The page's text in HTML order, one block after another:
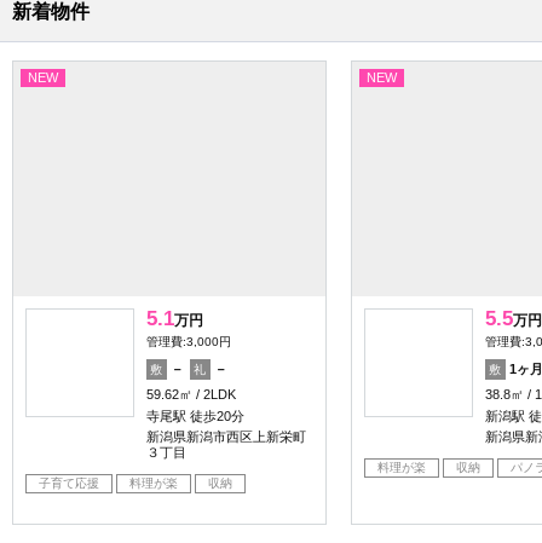
新着物件
NEW
5.1万円
管理費:3,000円
敷 － 礼
－
59.62㎡
2LDK
寺尾駅 徒歩20分
新潟県新潟市西区上新栄町
３丁目
子育て応援 料理が楽 収納
NEW
5.5万円
管理費
敷
1ヶ月
38.8㎡
新潟駅
新潟県
料理が楽 収納 パノ